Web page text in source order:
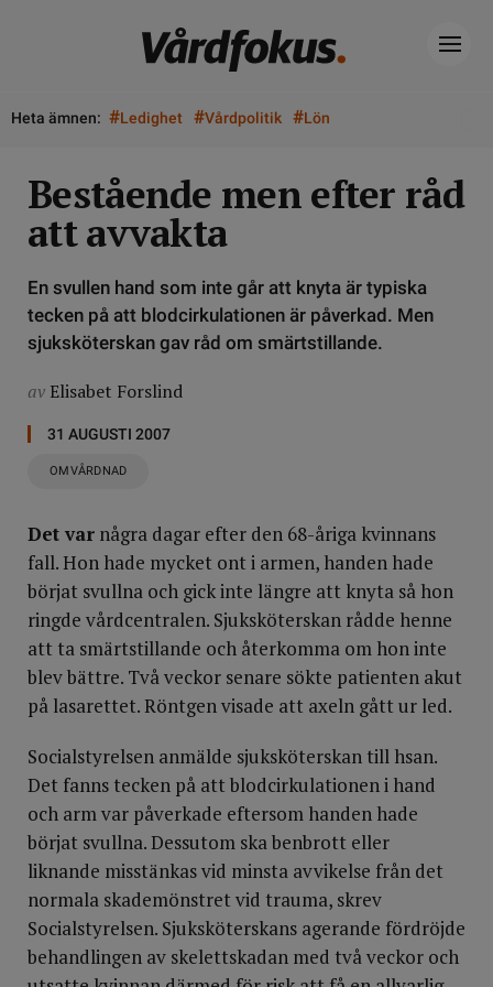
Heta ämnen: #Ledighet #Vårdpolitik #Lön
Bestående men efter råd
att avvakta
En svullen hand som inte går att knyta är typiska
tecken på att blodcirkulationen är påverkad. Men
sjuksköterskan gav råd om smärtstillande.
av Elisabet Forslind
31 AUGUSTI 2007
OMVÅRDNAD
Det var några dagar efter den 68-åriga kvinnans
fall. Hon hade mycket ont i armen, handen hade
börjat svullna och gick inte längre att knyta så hon
ringde vårdcentralen. Sjuksköterskan rådde henne
att ta smärtstillande och återkomma om hon inte
blev bättre. Två veckor senare sökte patienten akut
på lasarettet. Röntgen visade att axeln gått ur led.
Socialstyrelsen anmälde sjukskötersk­an till hsan.
Det fanns tecken på att blodcirkulationen i hand
och arm var påverkade eftersom handen hade
börjat svullna. Dessutom ska benbrott eller
liknande misstänkas vid minsta avvikelse från det
normala skademönstret vid trauma, skrev
Socialstyrelsen. Sjuksköterskans agerande fördröjde
behandlingen av skelettskadan med två veckor och